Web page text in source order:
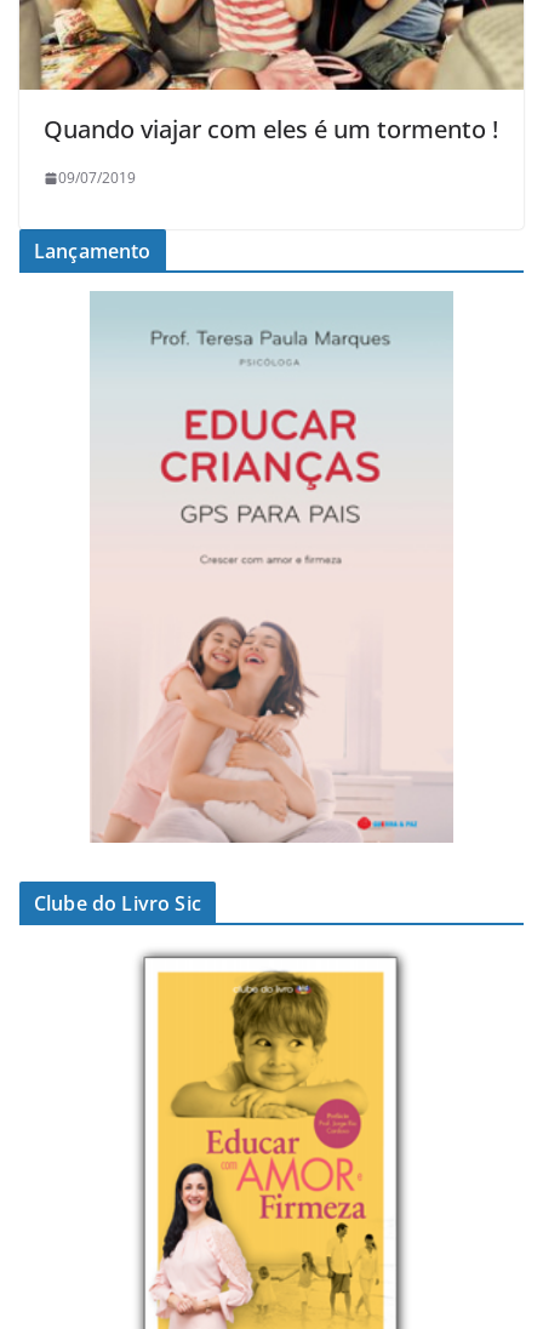
Quando viajar com eles é um tormento !
09/07/2019
Lançamento
Clube do Livro Sic